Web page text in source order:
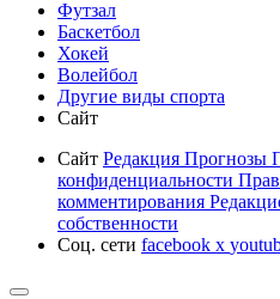
Футзал
Баскетбол
Хокей
Волейбол
Другие виды спорта
Сайт
Сайт Редакция Прогнозы
конфиденциальности
комментирования
собственности
Соц. сети facebook x